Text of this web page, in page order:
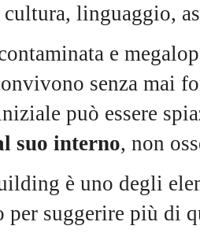
linguaggio,
e
senza mai
può essere
suo interno, non
è uno degli
per suggerire più di